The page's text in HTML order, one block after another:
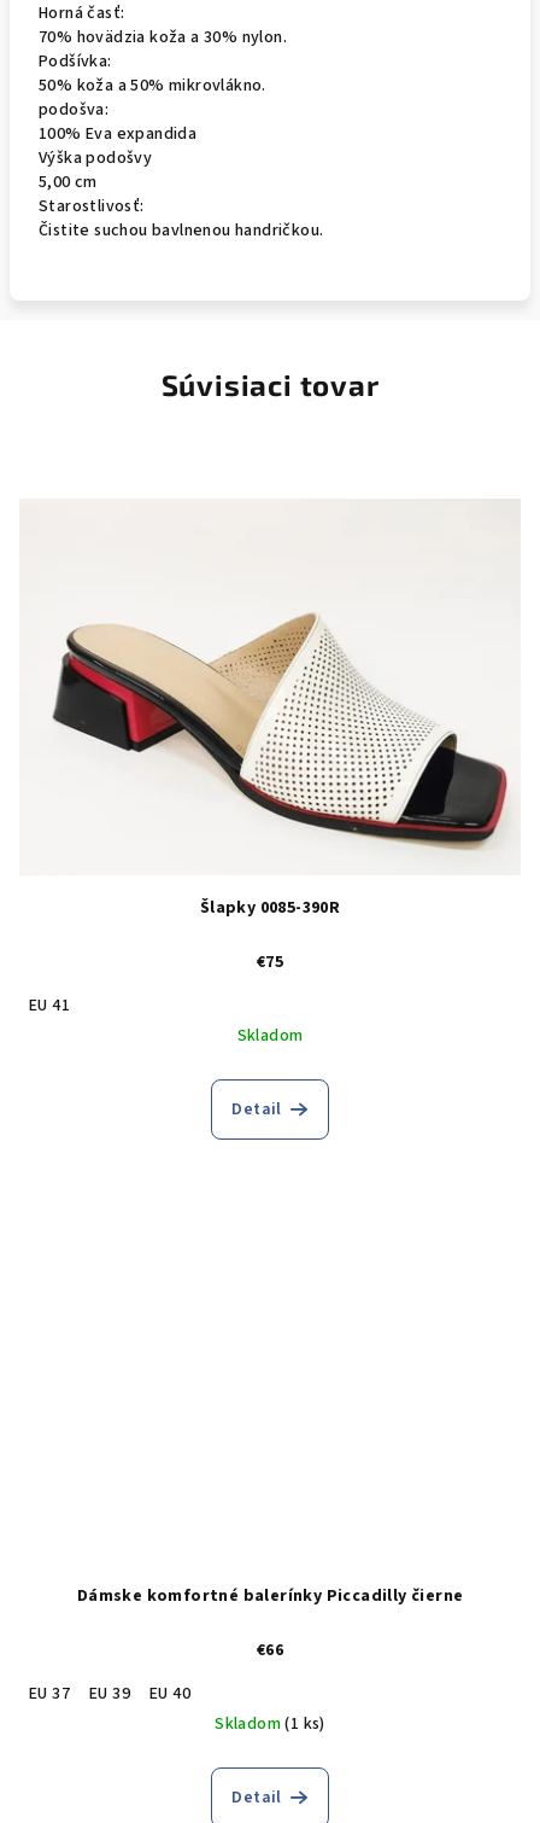
Horná časť:
70% hovädzia koža a 30% nylon.
Podšívka:
50% koža a 50% mikrovlákno.
podošva:
100% Eva expandida
Výška podošvy
5,00 cm
Starostlivosť:
Čistite suchou bavlnenou handričkou.
Súvisiaci tovar
Šlapky 0085-390R
€75
EU 41
Skladom
Detail
Dámske komfortné balerínky Piccadilly čierne
€66
EU 37
EU 39
EU 40
Skladom(1 ks)
Detail